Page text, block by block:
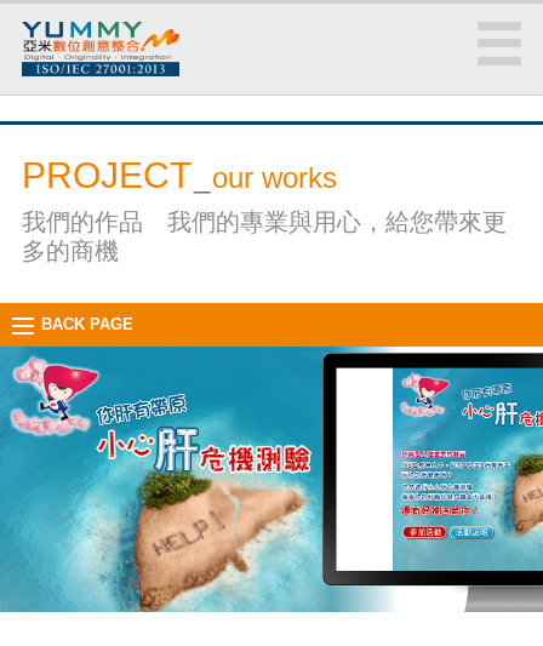
PROJECT our works
我們的作品 我們的專業與用心，給您帶來更
多的商機
BACK PAGE